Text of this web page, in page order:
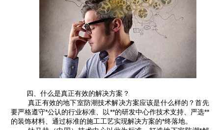
四、什么是真正有效的解决方案？
真正有效的地下室防潮技术解决方案应该是什么样的？首先
要严格遵守*公认的行业标准、以**的研发中心作技术支持、严选**
的装饰材料、通过标准的施工工艺实现解决方案的*终落地。